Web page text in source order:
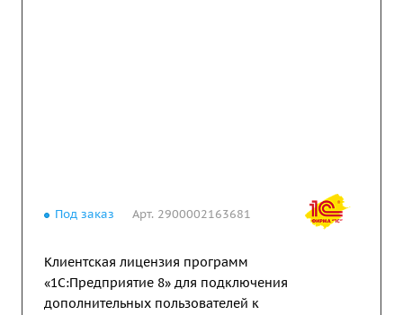
Под заказ Арт. 2900002163681
Клиентская лицензия программ
«1С:Предприятие 8» для подключения
дополнительных пользователей к